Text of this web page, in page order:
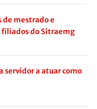
de mestrado e
do Sitraemg
servidor a atuar como